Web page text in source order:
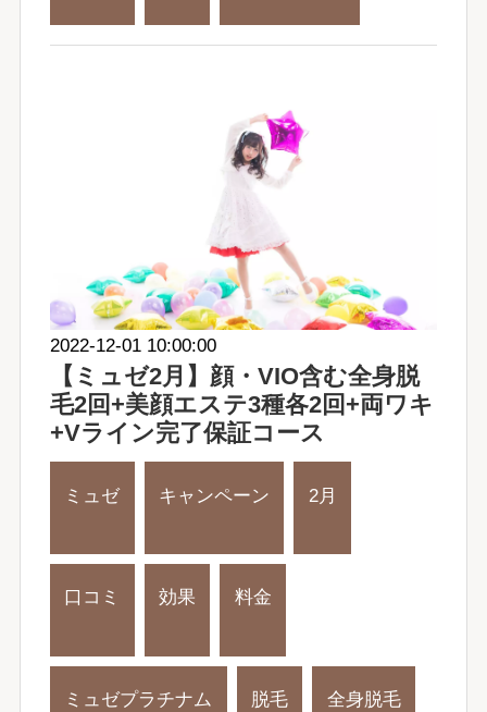
2022-12-01 10:00:00
【ミュゼ2月】顔・VIO含む全身脱
毛2回+美顔エステ3種各2回+両ワキ
+Vライン完了保証コース
ミュゼ キャンペーン 2月
口コミ 効果 料金
ミュゼプラチナム 脱毛 全身脱毛